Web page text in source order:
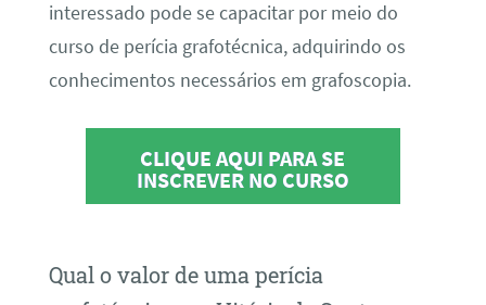
interessado pode se capacitar por meio do
curso de perícia grafotécnica, adquirindo os
conhecimentos necessários em grafoscopia.
CLIQUE AQUI PARA SE
INSCREVER NO CURSO
Qual o valor de uma perícia